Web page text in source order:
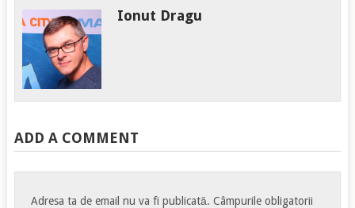
Ionut Dragu
ADD A COMMENT
Adresa ta de email nu va fi publicată. Câmpurile obligatorii